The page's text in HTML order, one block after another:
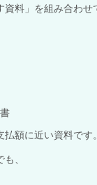
資料」を組み合わせ
額に近い資料です。
、